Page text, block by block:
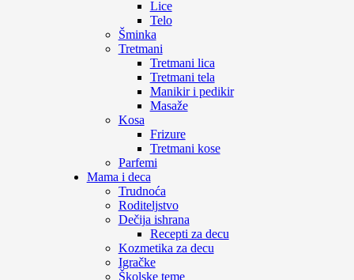
Lice
Telo
Šminka
Tretmani
Tretmani lica
Tretmani tela
Manikir i pedikir
Masaže
Kosa
Frizure
Tretmani kose
Parfemi
Mama i deca
Trudnoća
Roditeljstvo
Dečija ishrana
Recepti za decu
Kozmetika za decu
Igračke
Školske teme